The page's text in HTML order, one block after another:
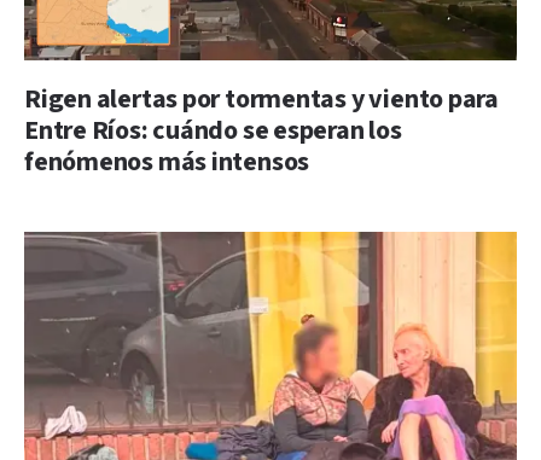
Rigen alertas por tormentas y viento para
Entre Ríos: cuándo se esperan los
fenómenos más intensos